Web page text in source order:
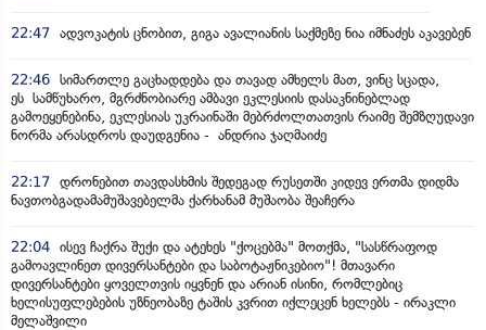
22:47 ადვოკატის ცნობით, გიგა ავალიანის საქმეზე ნია იმნაძეს აკავებენ
22:46 სიმართლე გაცხადდება და თავად ამხელს მათ, ვინც სცადა,
ეს სამწუხარო, მგრძნობიარე ამბავი ეკლესიის დასაკნინებლად
გამოეყენებინა, ეკლესიას უკრაინაში მებრძოლთათვის რაიმე შემზღუდავი
ნორმა არასდროს დაუდგენია - ანდრია ჯაღმაიძე
22:17 დრონებით თავდასხმის შედეგად რუსეთში კიდევ ერთმა დიდმა
ნავთობგადამამუშავებელმა ქარხანამ მუშაობა შეაჩერა
22:04 ისევ ჩაქრა შუქი და ატეხეს "ქოცებმა" მოთქმა, "სასწრაფოდ
გამოავლინეთ დივერსანტები და საბოტაჟნიკებიო"! მთავარი
დივერსანტები ყოველთვის იყვნენ და არიან ისინი, რომლებიც
ხელისუფლებების უზნეობაზე ტაშის კვრით იქლეცენ ხელებს - ირაკლი
მელაშვილი